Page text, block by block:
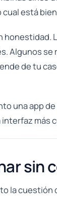
está
Algunos
de tu
una app
sin
la cuestión